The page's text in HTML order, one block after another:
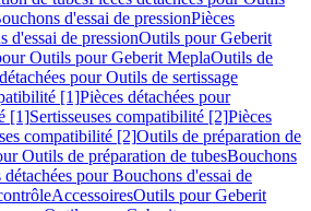
d'essai de pressionPièces
d'essai de pressionOutils pour Geberit
Outils pour Geberit MeplaOutils de
pour Outils de sertissage
[1]Pièces détachées pour
[1]Sertisseuses compatibilité [2]Pièces
compatibilité [2]Outils de préparation de
Outils de préparation de tubesBouchons
détachées pour Bouchons d'essai de
AccessoiresOutils pour Geberit